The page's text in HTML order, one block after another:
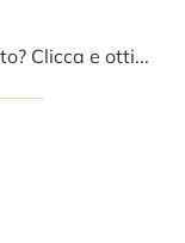
Cerchi salotti e divani Saba in tessuto? Clicca e ottieni informazioni sul modello Ananta per spazi moderni.